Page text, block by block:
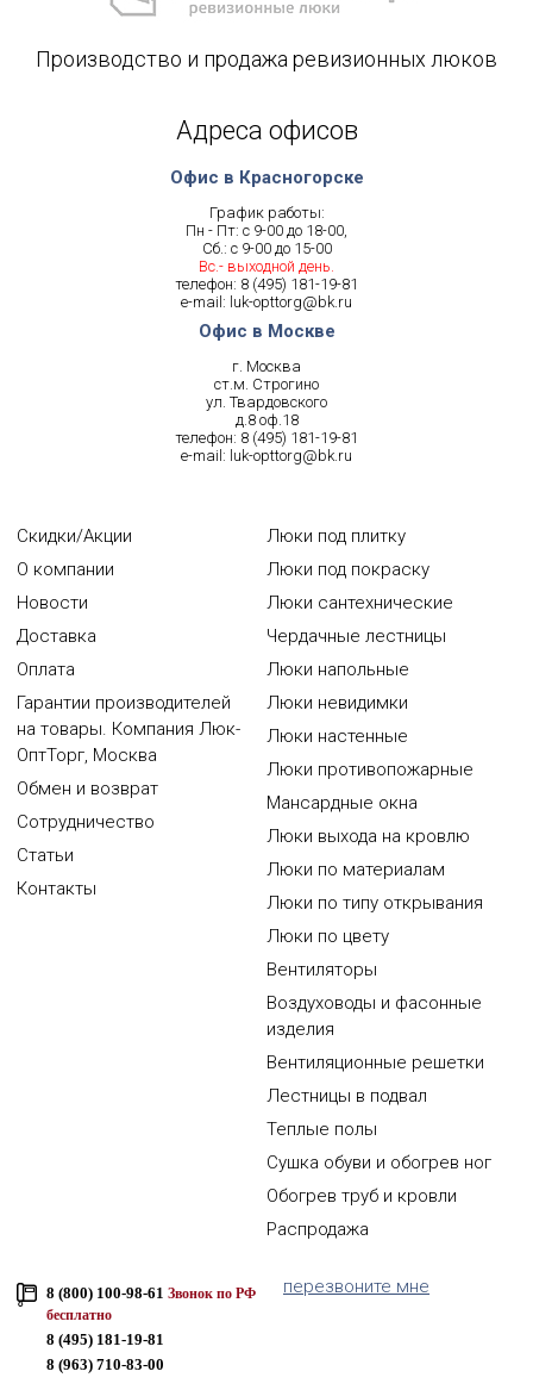
Производство и продажа ревизионных люков
Адреса офисов
Офис в Красногорске
График работы:
Пн - Пт: с 9-00 до 18-00,
Сб.: с 9-00 до 15-00
Вс.- выходной день.
телефон: 8 (495) 181-19-81
e-mail: luk-opttorg@bk.ru
Офис в Москве
г. Москва
ст.м. Строгино
ул. Твардовского
д.8 оф.18
телефон: 8 (495) 181-19-81
e-mail: luk-opttorg@bk.ru
Скидки/Акции
О компании
Новости
Доставка
Оплата
Гарантии производителей
на товары. Компания Люк-
ОптТорг, Москва
Обмен и возврат
Сотрудничество
Статьи
Контакты
Люки под плитку
Люки под покраску
Люки сантехнические
Чердачные лестницы
Люки напольные
Люки невидимки
Люки настенные
Люки противопожарные
Мансардные окна
Люки выхода на кровлю
Люки по материалам
Люки по типу открывания
Люки по цвету
Вентиляторы
Воздуховоды и фасонные
изделия
Вентиляционные решетки
Лестницы в подвал
Теплые полы
Сушка обуви и обогрев ног
Обогрев труб и кровли
Распродажа
8 (800) 100-98-61 Звонок по РФ
бесплатно
8 (495) 181-19-81
8 (963) 710-83-00
перезвоните мне